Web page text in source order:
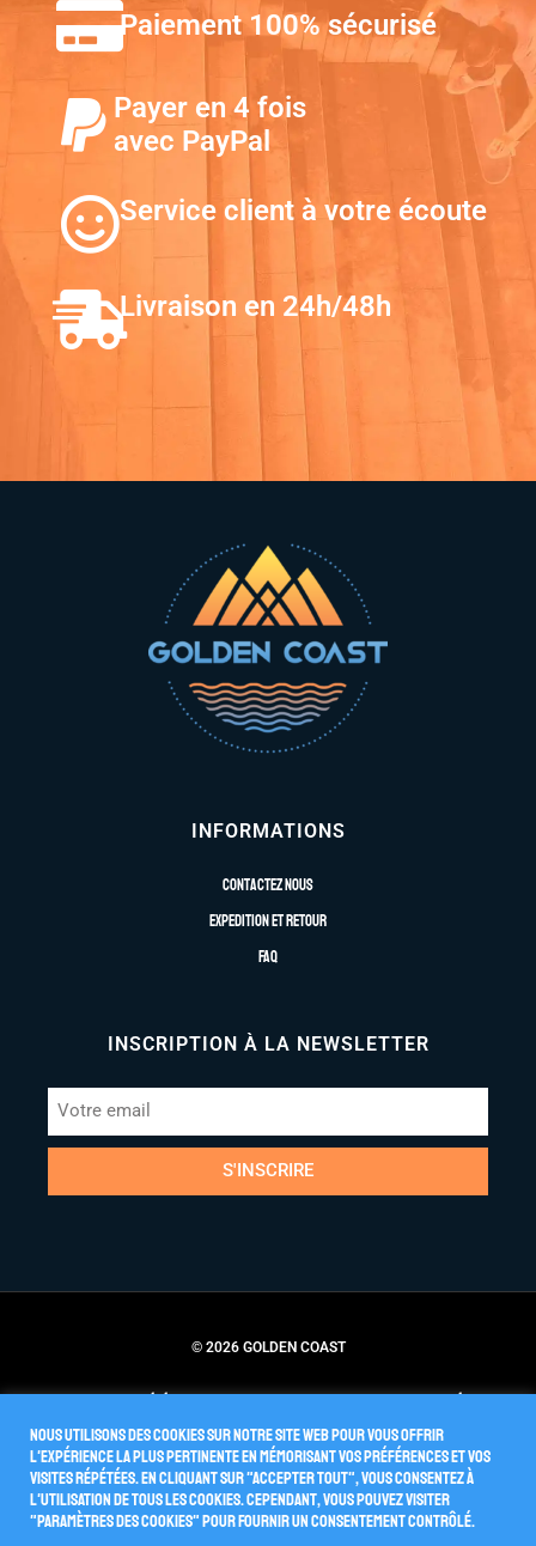
Paiement 100% sécurisé
Payer en 4 fois
avec PayPal
Service client à votre écoute
Livraison en 24h/48h
INFORMATIONS
Contactez nous
Expedition et retour
FAQ
INSCRIPTION À LA NEWSLETTER
S'INSCRIRE
© 2026 GOLDEN COAST
Nous utilisons des cookies sur notre site Web pour vous offrir
l'expérience la plus pertinente en mémorisant vos préférences et vos
visites répétées. En cliquant sur "Accepter tout", vous consentez à
l'utilisation de TOUS les cookies. Cependant, vous pouvez visiter
"Paramètres des cookies" pour fournir un consentement contrôlé.